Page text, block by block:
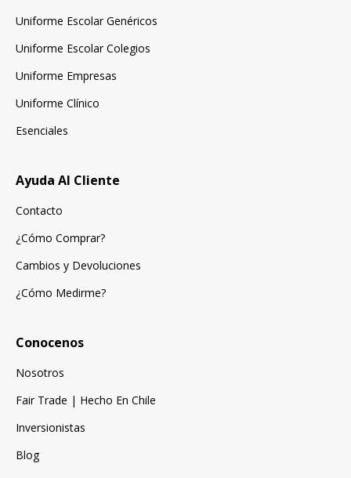
Uniforme Escolar Genéricos
Uniforme Escolar Colegios
Uniforme Empresas
Uniforme Clínico
Esenciales
Ayuda Al Cliente
Contacto
¿Cómo Comprar?
Cambios y Devoluciones
¿Cómo Medirme?
Conocenos
Nosotros
Fair Trade | Hecho En Chile
Inversionistas
Blog